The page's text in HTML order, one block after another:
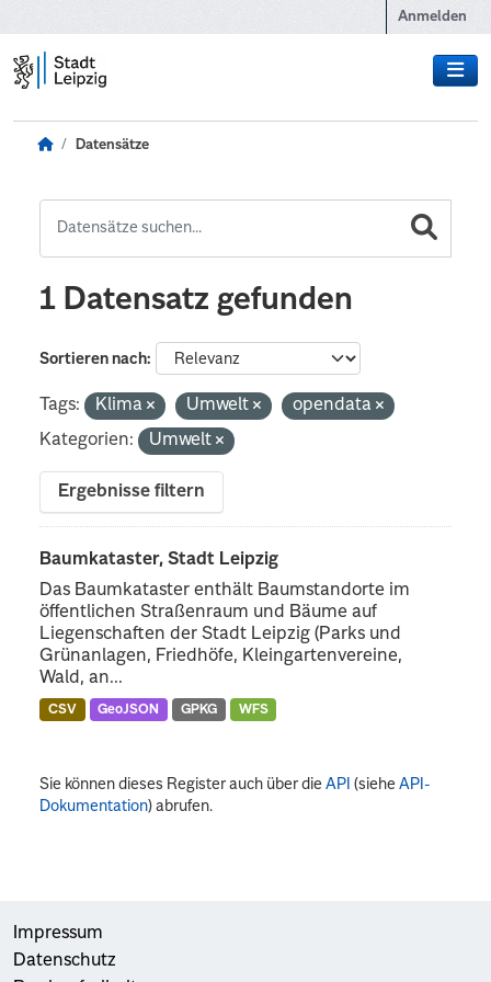
Anmelden
Datensätze
1 Datensatz gefunden
Sortieren nach
Tags: Klima Umwelt
opendata
Kategorien:
Umwelt
Ergebnisse filtern
Baumkataster, Stadt Leipzig
Das Baumkataster enthält Baumstandorte im
öffentlichen Straßenraum und Bäume auf
Liegenschaften der Stadt Leipzig (Parks und
Grünanlagen, Friedhöfe, Kleingartenvereine,
Wald, an...
CSV GeoJSON GPKG WFS
Sie können dieses Register auch über dieAPI (sieheAPI-
Dokumentation) abrufen.
Impressum
Datenschutz